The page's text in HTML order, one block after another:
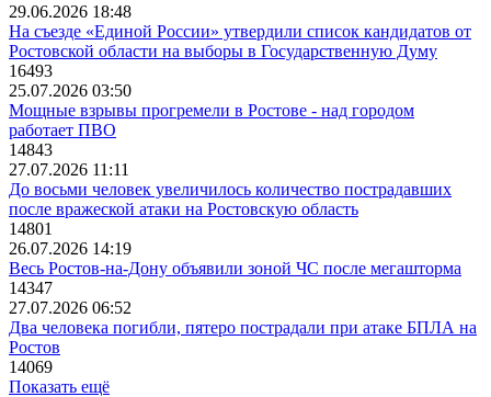
29.06.2026 18:48
На съезде «Единой России» утвердили список кандидатов от
Ростовской области на выборы в Государственную Думу
16493
25.07.2026 03:50
Мощные взрывы прогремели в Ростове - над городом
работает ПВО
14843
27.07.2026 11:11
До восьми человек увеличилось количество пострадавших
после вражеской атаки на Ростовскую область
14801
26.07.2026 14:19
Весь Ростов-на-Дону объявили зоной ЧС после мегашторма
14347
27.07.2026 06:52
Два человека погибли, пятеро пострадали при атаке БПЛА на
Ростов
14069
Показать ещё